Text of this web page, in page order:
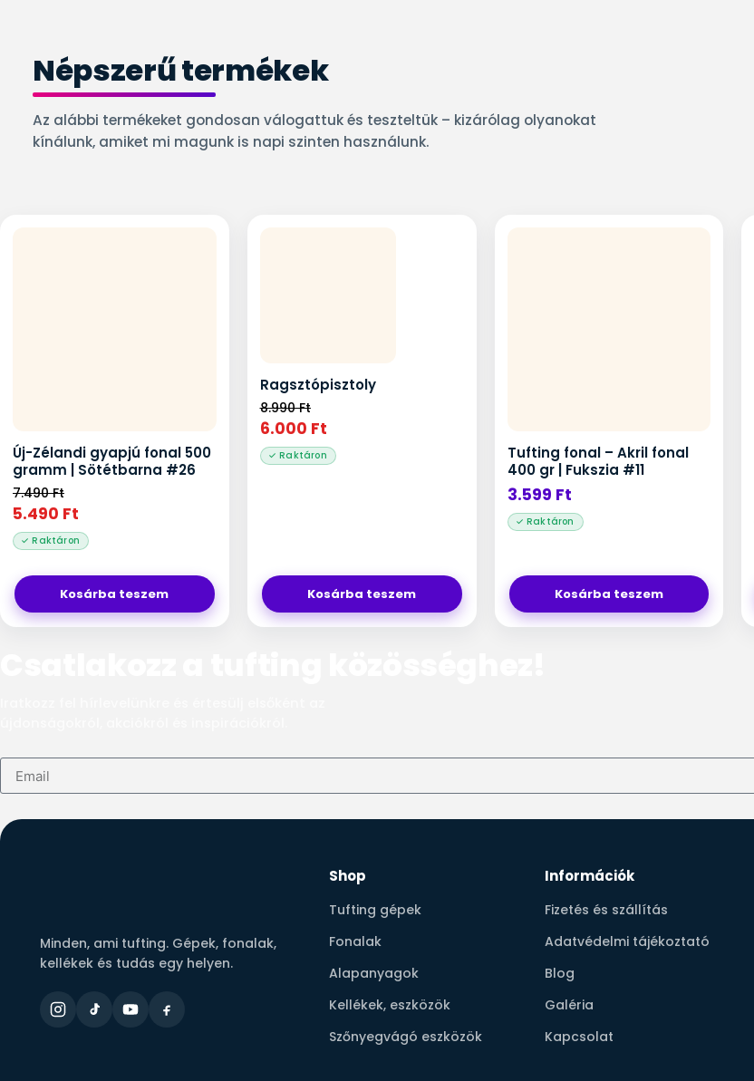
Népszerű termékek
Az alábbi termékeket gondosan válogattuk és teszteltük – kizárólag olyanokat
kínálunk, amiket mi magunk is napi szinten használunk.
Új-Zélandi gyapjú fonal 500
gramm | Sötétbarna #26
7.490Ft
5.490 Ft
Kosárba teszem
Ragsztópisztoly
8.990Ft
6.000 Ft
Kosárba teszem
Tufting fonal – Akril fonal
400 gr | Fukszia #11
3.599 Ft
Kosárba teszem
Minden, ami tufting. Gépek, fonalak,
kellékek és tudás egy helyen.
Shop
Tufting gépek
Fonalak
Alapanyagok
Kellékek, eszközök
Szőnyegvágó eszközök
Információk
Fizetés és szállítás
Adatvédelmi tájékoztató
Blog
Galéria
Kapcsolat